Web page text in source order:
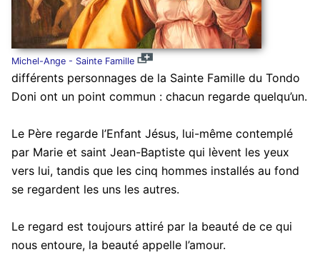
Michel-Ange - Sainte Famille
différents personnages de la Sainte Famille du Tondo
Doni ont un point commun : chacun regarde quelqu’un.
Le Père regarde l’Enfant Jésus, lui-même contemplé
par Marie et saint Jean-Baptiste qui lèvent les yeux
vers lui, tandis que les cinq hommes installés au fond
se regardent les uns les autres.
Le regard est toujours attiré par la beauté de ce qui
nous entoure, la beauté appelle l’amour.